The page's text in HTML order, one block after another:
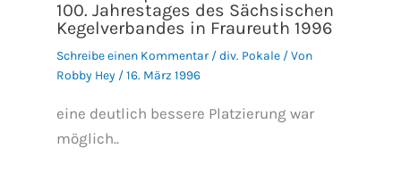
100. Jahrestages des Sächsischen
Kegelverbandes in Fraureuth 1996
Schreibe einen Kommentar /div. Pokale/ Von
Robby Hey /16. März 1996
eine deutlich bessere Platzierung war
möglich..